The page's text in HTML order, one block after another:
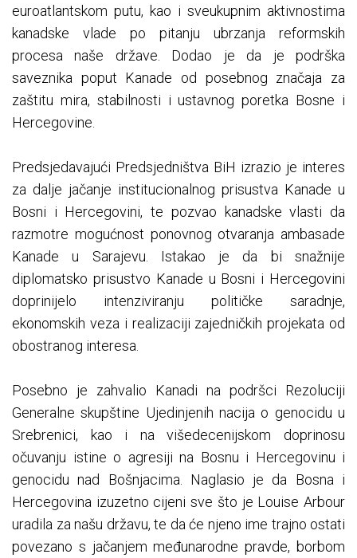
euroatlantskom putu, kao i sveukupnim aktivnostima
kanadske vlade po pitanju ubrzanja reformskih
procesa naše države. Dodao je da je podrška
saveznika poput Kanade od posebnog značaja za
zaštitu mira, stabilnosti i ustavnog poretka Bosne i
Hercegovine.
Predsjedavajući Predsjedništva BiH izrazio je interes
za dalje jačanje institucionalnog prisustva Kanade u
Bosni i Hercegovini, te pozvao kanadske vlasti da
razmotre mogućnost ponovnog otvaranja ambasade
Kanade u Sarajevu. Istakao je da bi snažnije
diplomatsko prisustvo Kanade u Bosni i Hercegovini
doprinijelo intenziviranju političke saradnje,
ekonomskih veza i realizaciji zajedničkih projekata od
obostranog interesa.
Posebno je zahvalio Kanadi na podršci Rezoluciji
Generalne skupštine Ujedinjenih nacija o genocidu u
Srebrenici, kao i na višedecenijskom doprinosu
očuvanju istine o agresiji na Bosnu i Hercegovinu i
genocidu nad Bošnjacima. Naglasio je da Bosna i
Hercegovina izuzetno cijeni sve što je Louise Arbour
uradila za našu državu, te da će njeno ime trajno ostati
povezano s jačanjem međunarodne pravde, borbom